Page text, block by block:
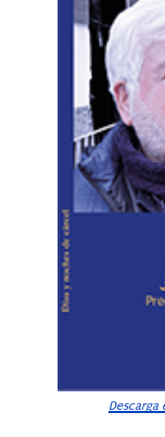
Descarga